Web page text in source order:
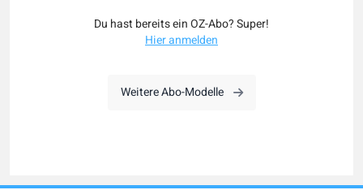
Du hast bereits ein OZ-Abo? Super!
Hier anmelden
Weitere Abo-Modelle